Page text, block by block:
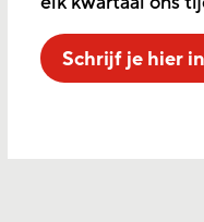
Schrijf je hier in